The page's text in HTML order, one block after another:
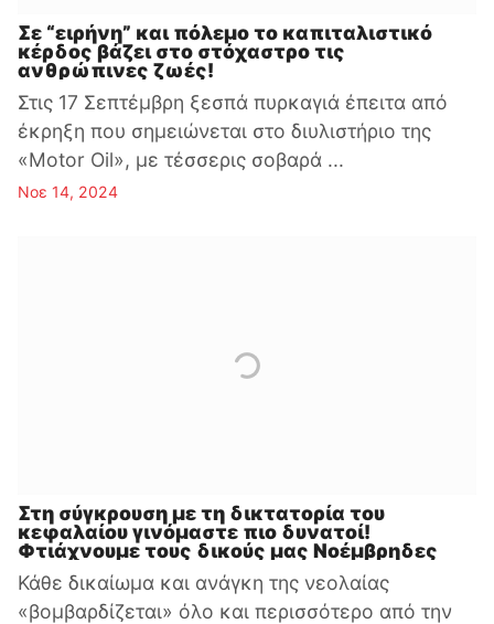
Σε “ειρήνη” και πόλεμο το καπιταλιστικό
κέρδος βάζει στο στόχαστρο τις
ανθρώπινες ζωές!
Στις 17 Σεπτέμβρη ξεσπά πυρκαγιά έπειτα από
έκρηξη που σημειώνεται στο διυλιστήριο της
«Motor Oil», με τέσσερις σοβαρά ...
Νοε 14, 2024
Στη σύγκρουση με τη δικτατορία του
κεφαλαίου γινόμαστε πιο δυνατοί!
Φτιάχνουμε τους δικούς μας Νοέμβρηδες
Κάθε δικαίωμα και ανάγκη της νεολαίας
«βομβαρδίζεται» όλο και περισσότερο από την